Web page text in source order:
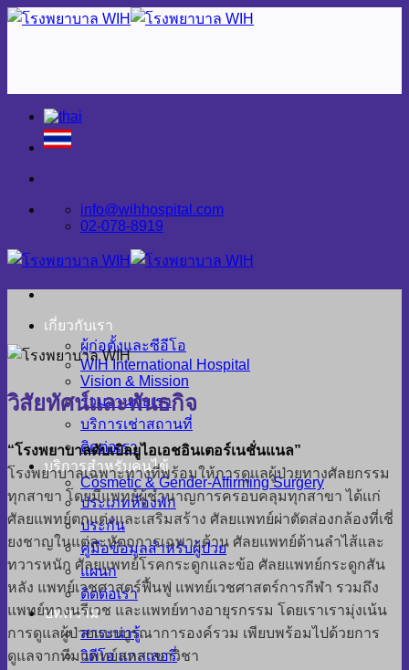
Skip
info@wihhospital.com
02-078-8919
เกี่ยวกับเรา
ผู้ก่อตั้งและซีอีโอ
WIH International Hospital
Vision & Mission
ร่วมงานกับเรา
บริการเช่าสถานที่
ติดต่อเรา
บริการสำหรับคนไข้
Cosmetic & Gender-Affirming Surgery
ประเภทห้องพัก
ประกัน
คู่มือข้อมูลสำหรับผู้ป่วย
แผนก
ติดต่อเรา
บทความ
สาระน่ารู้
วิดีโอ แกลเลอรี่
วิสัยทัศน์และพันธกิจ
“โรงพยาบาลดับเบิลยูไอเอชอินเตอร์เนชั่นแนล”
โรงพยาบาลเฉพาะทางที่พร้อมให้การดูแลผู้ป่วยทางศัลยกรรม
ทุกสาขา โดยมีแพทย์ผู้ชำนาญการครอบคลุมทุกสาขา ได้แก่
ศัลยแพทย์ตกแต่งและเสริมสร้าง ศัลยแพทย์ผ่าตัดส่องกล้องที่เชี่
ยงชาญในแต่ละหัตถการเฉพาะด้าน ศัลยแพทย์ด้านลำไส้และ
ทวารหนัก ศัลยแพทย์โรคกระดูกและข้อ ศัลยแพทย์กระดูกสัน
หลัง แพทย์เวชศาสตร์ฟื้นฟู แพทย์เวชศาสตร์การกีฬา รวมถึง
แพทย์ทางนรีเวช และแพทย์ทางอายุรกรรม โดยเราเรามุ่งเน้น
การดูแลผู้ป่วยแบบบูรณาการองค์รวม เพียบพร้อมไปด้วยการ
ดูแลจากทีมแพทย์สหสาขาวิชา